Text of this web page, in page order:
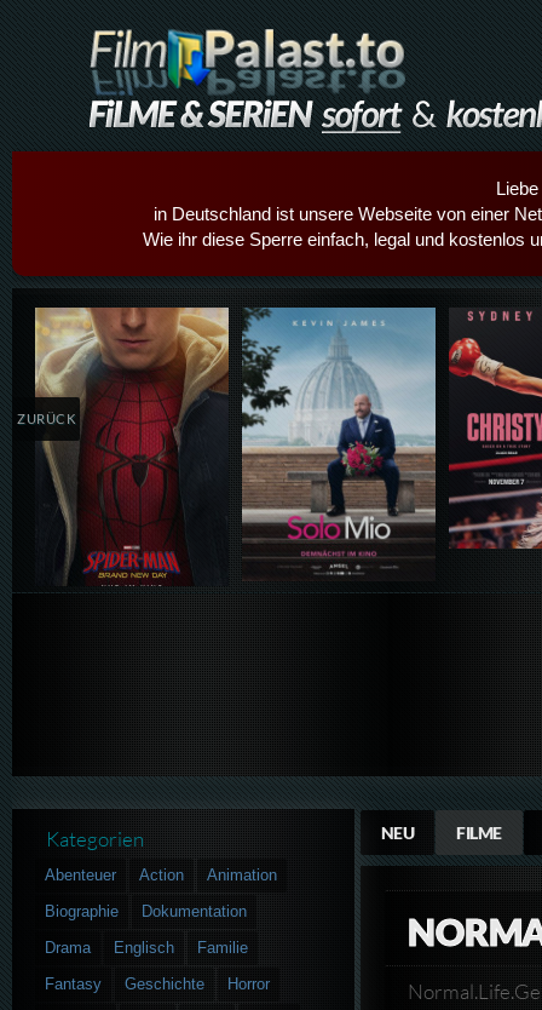
in Deutschland ist unsere Webseite von einer
Wie ihr diese Sperre einfach, legal und kostenlos
Details,Play Details,Play
ZURÜCK
NEU FILME
Kategorien
Abenteuer Action
Animation
Biographie
Dokumentation
Drama
Englisch
Familie
Fantasy
Geschichte
Horror